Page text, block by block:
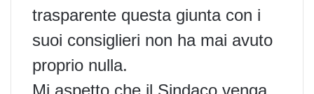
trasparente questa giunta con i
suoi consiglieri non ha mai avuto
proprio nulla.
Mi aspetto che il Sindaco venga